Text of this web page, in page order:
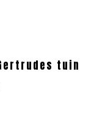
tuin